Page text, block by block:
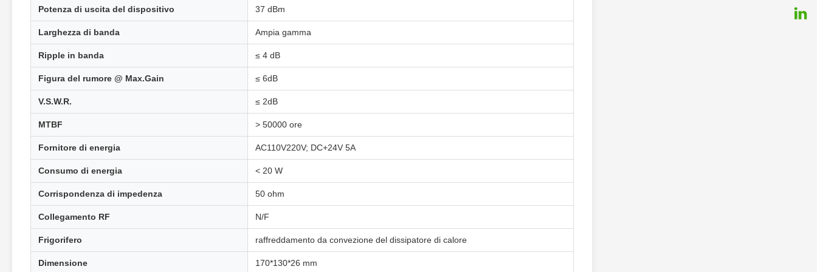
Potenza di uscita del dispositivo 37 dBm
Larghezza di banda Ampia gamma
Ripple in banda ≤ 4 dB
Figura del rumore @ Max.Gain ≤ 6dB
V.S.W.R. ≤ 2dB
MTBF > 50000 ore
Fornitore di energia AC110V220V; DC+24V 5A
Consumo di energia < 20 W
Corrispondenza di impedenza 50 ohm
Collegamento RF N/F
Frigorifero raffreddamento da convezione del dissipatore di calore
Dimensione 170*130*26 mm